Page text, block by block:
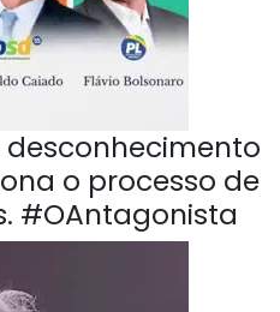
o processo de
#OAntagonista